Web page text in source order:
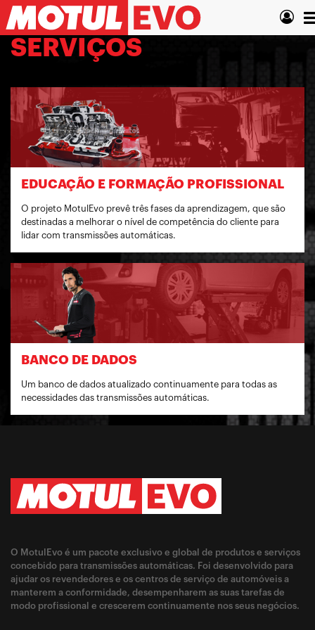
Pular
para
o
conteúdo
SERVIÇOS
EDUCAÇÃO E FORMAÇÃO PROFISSIONAL
O projeto MotulEvo prevê três fases da aprendizagem, que são
destinadas a melhorar o nível de competência do cliente para
lidar com transmissões automáticas.
BANCO DE DADOS
Um banco de dados atualizado continuamente para todas as
necessidades das transmissões automáticas.
O MotulEvo é um pacote exclusivo e global de produtos e serviços
concebido para transmissões automáticas. Foi desenvolvido para
ajudar os revendedores e os centros de serviço de automóveis a
manterem a conformidade, desempenharem as suas tarefas de
modo profissional e crescerem continuamente nos seus negócios.